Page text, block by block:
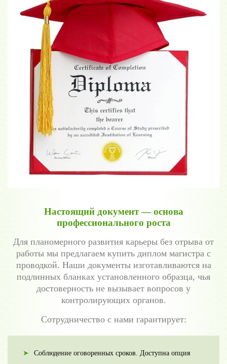
Настоящий документ — основа
профессионального роста
Для планомерного развития карьеры без отрыва от
работы мы предлагаем купить диплом магистра с
проводкой. Наши документы изготавливаются на
подлинных бланках установленного образца, чья
достоверность не вызывает вопросов у
контролирующих органов.
Сотрудничество с нами гарантирует:
Соблюдение оговоренных сроков. Доступна опция